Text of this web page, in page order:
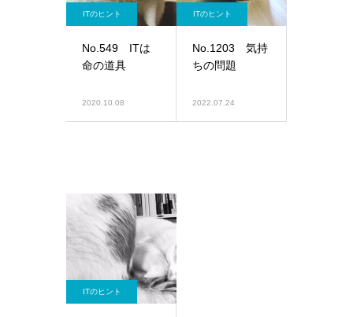
ITのヒント
No.549 ITは
命の道具
2020.10.08
ITのヒント
No.1203 気持
ちの問題
2022.07.24
ITのヒント